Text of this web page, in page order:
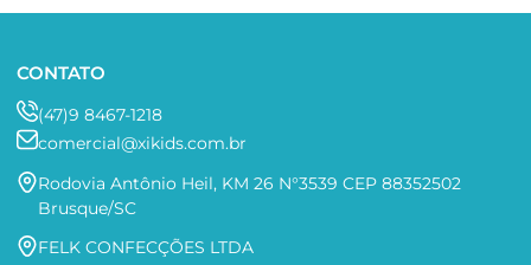
CONTATO
(47)9 8467-1218
comercial@xikids.com.br
Rodovia Antônio Heil, KM 26 N°3539 CEP 88352502
Brusque/SC
FELK CONFECÇÕES LTDA